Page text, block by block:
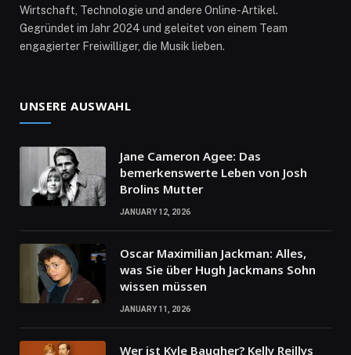
Wirtschaft, Technologie und andere Online-Artikel.
Gegründet im Jahr 2024 und geleitet von einem Team
engagierter Freiwilliger, die Musik lieben.
UNSERE AUSWAHL
Jane Cameron Agee: Das
bemerkenswerte Leben von Josh
Brolins Mutter
JANUARY 12, 2026
Oscar Maximilian Jackman: Alles,
was Sie über Hugh Jackmans Sohn
wissen müssen
JANUARY 11, 2026
Wer ist Kyle Baugher? Kelly Reillys